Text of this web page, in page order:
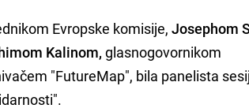
Evropske komisije, Josephom
Kalinom, glasnogovornikom
"FutureMap", bila panelista